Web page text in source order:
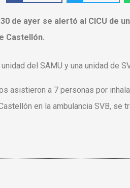
de ayer se alertó al CICU de
Castellón.
del SAMU y una unidad de
asistieron a 7 personas por
en la ambulancia SVB, se